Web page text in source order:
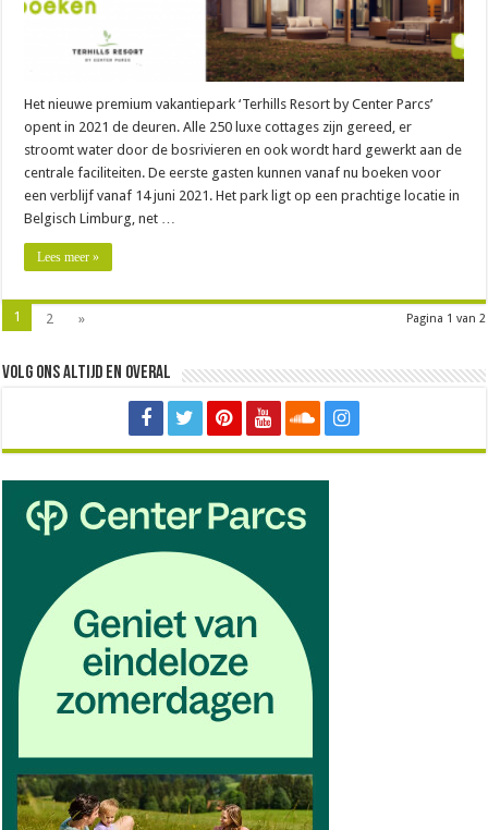
Het nieuwe premium vakantiepark ‘Terhills Resort by Center Parcs’
opent in 2021 de deuren. Alle 250 luxe cottages zijn gereed, er
stroomt water door de bosrivieren en ook wordt hard gewerkt aan de
centrale faciliteiten. De eerste gasten kunnen vanaf nu boeken voor
een verblijf vanaf 14 juni 2021. Het park ligt op een prachtige locatie in
Belgisch Limburg, net …
Lees meer »
Pagina 1 van 2
1 2 »
Volg ons altijd en overal